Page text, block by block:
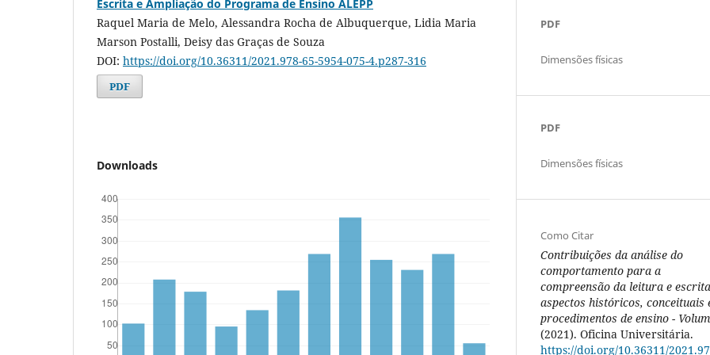
Escrita e Ampliação do Programa de Ensino ALEPP
Raquel Maria de Melo, Alessandra Rocha de Albuquerque, Lidia Maria
Marson Postalli, Deisy das Graças de Souza
DOI: https://doi.org/10.36311/2021.978-65-5954-075-4.p287-316
PDF
Downloads
PDF
Dimensões físicas
PDF
Dimensões físicas
Como Citar
Contribuições da análise do
comportamento para a
compreensão da leitura e
aspectos históricos, conceituais
procedimentos de ensino -
(2021). Oficina Universitária.
https://doi.org/10.36311/